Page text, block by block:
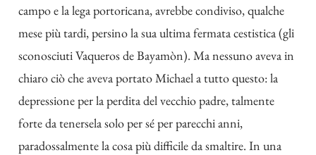
campo e la lega portoricana, avrebbe condiviso, qualche
mese più tardi, persino la sua ultima fermata cestistica (gli
sconosciuti Vaqueros de Bayamòn). Ma nessuno aveva in
chiaro ciò che aveva portato Michael a tutto questo: la
depressione per la perdita del vecchio padre, talmente
forte da tenersela solo per sé per parecchi anni,
paradossalmente la cosa più difficile da smaltire. In una